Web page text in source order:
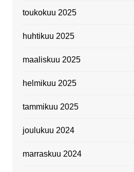
toukokuu 2025
huhtikuu 2025
maaliskuu 2025
helmikuu 2025
tammikuu 2025
joulukuu 2024
marraskuu 2024